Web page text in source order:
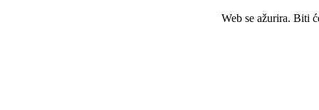
Web se ažurira. Biti